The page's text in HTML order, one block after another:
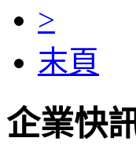
>
末頁
企業快